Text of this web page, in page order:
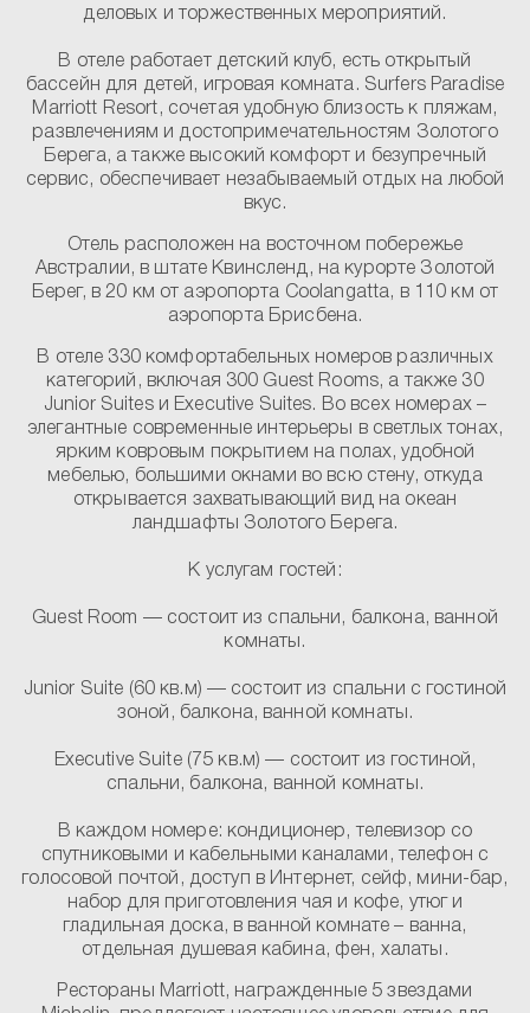
деловых и торжественных мероприятий.
В отеле работает детский клуб, есть открытый
бассейн для детей, игровая комната. Surfers Paradise
Marriott Resort, сочетая удобную близость к пляжам,
развлечениям и достопримечательностям Золотого
Берега, а также высокий комфорт и безупречный
сервис, обеспечивает незабываемый отдых на любой
вкус.
Отель расположен на восточном побережье
Австралии, в штате Квинсленд, на курорте Золотой
Берег, в 20 км от аэропорта Coolangatta, в 110 км от
аэропорта Брисбена.
В отеле 330 комфортабельных номеров различных
категорий, включая 300 Guest Rooms, а также 30
Junior Suites и Executive Suites. Во всех номерах –
элегантные современные интерьеры в светлых тонах,
ярким ковровым покрытием на полах, удобной
мебелью, большими окнами во всю стену, откуда
открывается захватывающий вид на океан
ландшафты Золотого Берега.
К услугам гостей:
Guest Room — состоит из спальни, балкона, ванной
комнаты.
Junior Suite (60 кв.м) — состоит из спальни с гостиной
зоной, балкона, ванной комнаты.
Executive Suite (75 кв.м) — состоит из гостиной,
спальни, балкона, ванной комнаты.
В каждом номере: кондиционер, телевизор со
спутниковыми и кабельными каналами, телефон с
голосовой почтой, доступ в Интернет, сейф, мини-бар,
набор для приготовления чая и кофе, утюг и
гладильная доска, в ванной комнате – ванна,
отдельная душевая кабина, фен, халаты.
Рестораны Marriott, награжденные 5 звездами